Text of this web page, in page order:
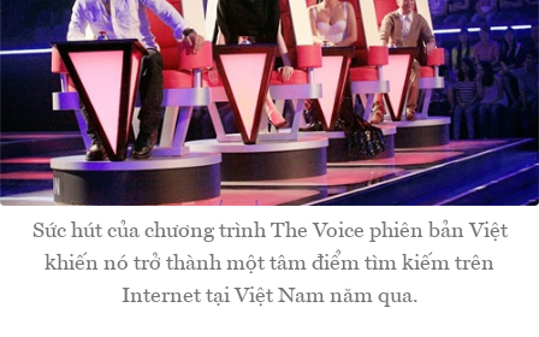
Sức hút của chương trình The Voice phiên bản Việt
khiến nó trở thành một tâm điểm tìm kiếm trên
Internet tại Việt Nam năm qua.